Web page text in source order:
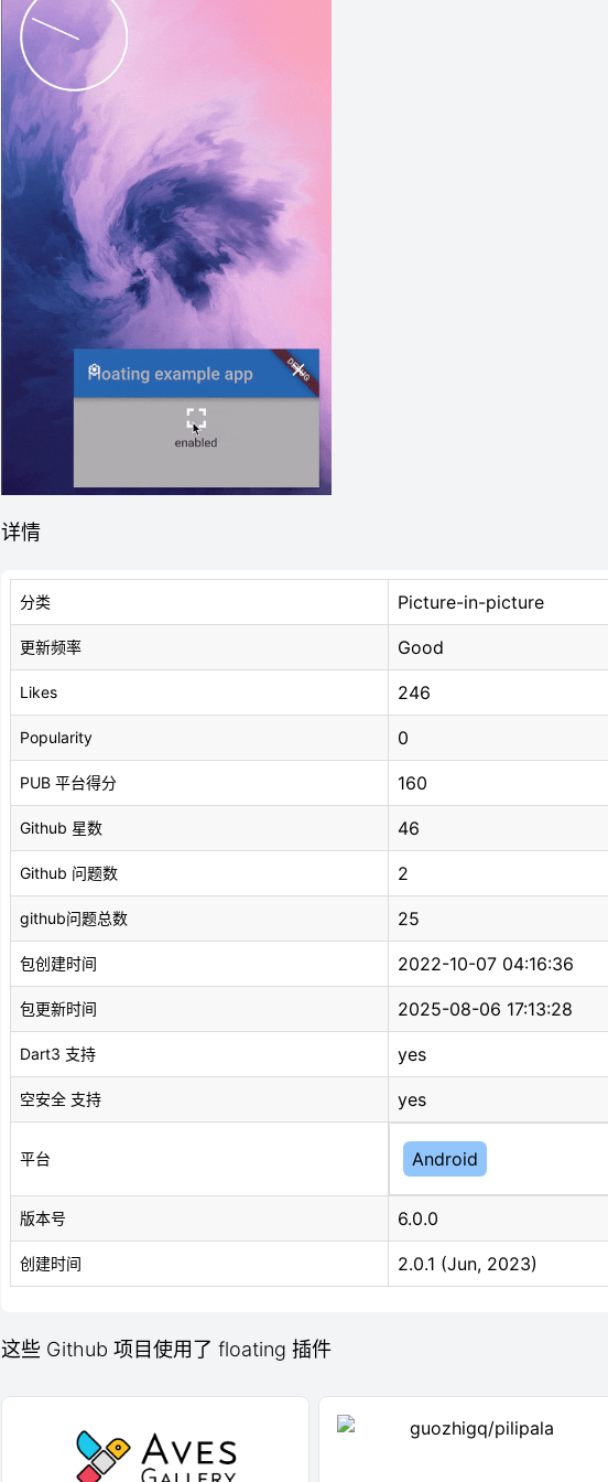
详情
分类 Picture-in-picture
更新频率 Good
Likes 246
Popularity 0
PUB 平台得分 160
Github 星数 46
Github 问题数 2
github问题总数 25
包创建时间 2022-10-07 04:16:36
包更新时间 2025-08-06 17:13:28
Dart3 支持 yes
空安全 支持 yes
平台 Android
版本号 6.0.0
创建时间 2.0.1 (Jun, 2023)
这些 Github 项目使用了 floating 插件